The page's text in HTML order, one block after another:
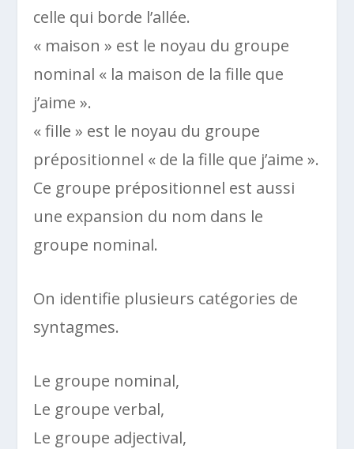
celle qui borde l’allée.
« maison » est le noyau du groupe
nominal « la maison de la fille que
j’aime ».
« fille » est le noyau du groupe
prépositionnel « de la fille que j’aime ».
Ce groupe prépositionnel est aussi
une expansion du nom dans le
groupe nominal.
On identifie plusieurs catégories de
syntagmes.
Le groupe nominal,
Le groupe verbal,
Le groupe adjectival,